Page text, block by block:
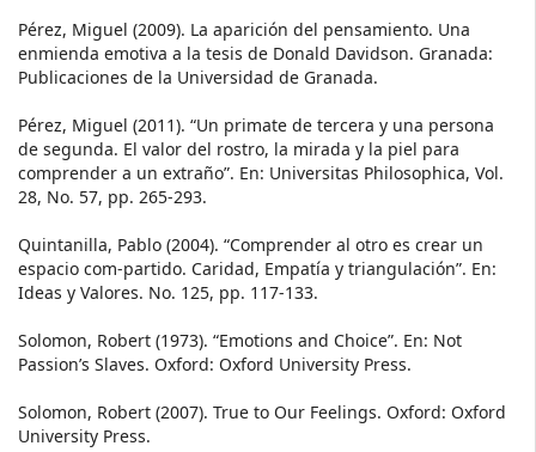
Pérez, Miguel (2009). La aparición del pensamiento. Una
enmienda emotiva a la tesis de Donald Davidson. Granada:
Publicaciones de la Universidad de Granada.
Pérez, Miguel (2011). “Un primate de tercera y una persona
de segunda. El valor del rostro, la mirada y la piel para
comprender a un extraño”. En: Universitas Philosophica, Vol.
28, No. 57, pp. 265-293.
Quintanilla, Pablo (2004). “Comprender al otro es crear un
espacio com-partido. Caridad, Empatía y triangulación”. En:
Ideas y Valores. No. 125, pp. 117-133.
Solomon, Robert (1973). “Emotions and Choice”. En: Not
Passion’s Slaves. Oxford: Oxford University Press.
Solomon, Robert (2007). True to Our Feelings. Oxford: Oxford
University Press.